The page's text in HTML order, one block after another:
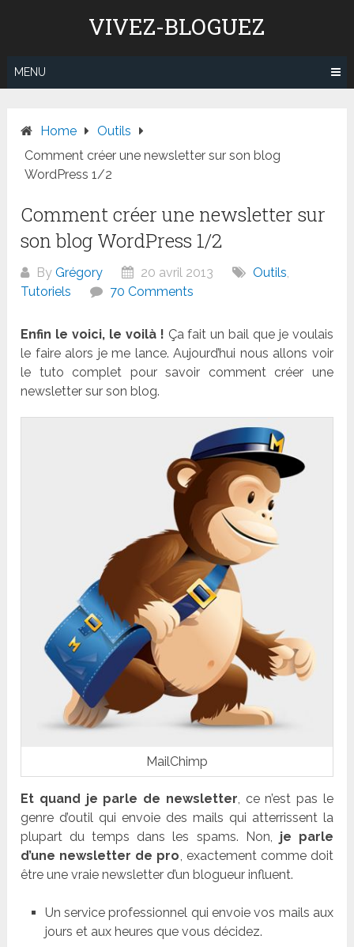
VIVEZ-BLOGUEZ
MENU
Home
Outils
Comment créer une newsletter sur son blog
WordPress 1/2
Comment créer une newsletter sur
son blog WordPress 1/2
ByGrégory 20 avril 2013 Outils,
Tutoriels
70 Comments
Enfin le voici, le voilà ! Ça fait un bail que je voulais
le faire alors je me lance. Aujourd’hui nous allons voir
le tuto complet pour savoir comment créer une
newsletter sur son blog.
MailChimp
Et quand je parle de newsletter, ce n’est pas le
genre d’outil qui envoie des mails qui atterrissent la
plupart du temps dans les spams. Non, je parle
d’une newsletter de pro, exactement comme doit
être une vraie newsletter d’un blogueur influent.
Un service professionnel qui envoie vos mails aux
jours et aux heures que vous décidez.